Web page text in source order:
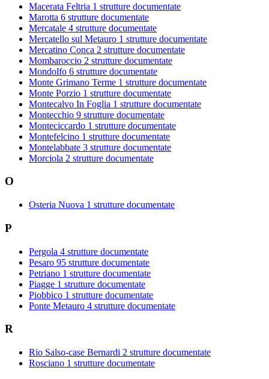
Macerata Feltria 1 strutture documentate
Marotta 6 strutture documentate
Mercatale 4 strutture documentate
Mercatello sul Metauro 1 strutture documentate
Mercatino Conca 2 strutture documentate
Mombaroccio 2 strutture documentate
Mondolfo 6 strutture documentate
Monte Grimano Terme 1 strutture documentate
Monte Porzio 1 strutture documentate
Montecalvo In Foglia 1 strutture documentate
Montecchio 9 strutture documentate
Monteciccardo 1 strutture documentate
Montefelcino 1 strutture documentate
Montelabbate 3 strutture documentate
Morciola 2 strutture documentate
O
Osteria Nuova 1 strutture documentate
P
Pergola 4 strutture documentate
Pesaro 95 strutture documentate
Petriano 1 strutture documentate
Piagge 1 strutture documentate
Piobbico 1 strutture documentate
Ponte Metauro 4 strutture documentate
R
Rio Salso-case Bernardi 2 strutture documentate
Rosciano 1 strutture documentate